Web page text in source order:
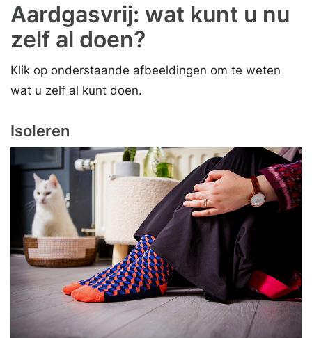
Aardgasvrij: wat kunt u nu
zelf al doen?
Klik op onderstaande afbeeldingen om te weten
wat u zelf al kunt doen.
Isoleren